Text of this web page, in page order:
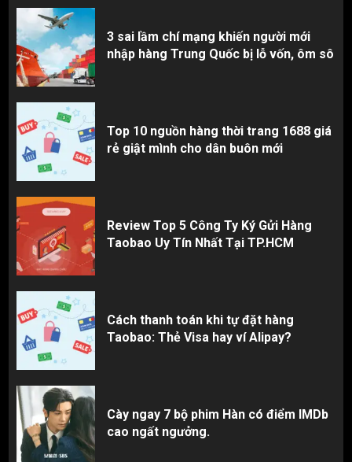
3 sai lầm chí mạng khiến người mới
nhập hàng Trung Quốc bị lỗ vốn, ôm sô
Top 10 nguồn hàng thời trang 1688 giá
rẻ giật mình cho dân buôn mới
Review Top 5 Công Ty Ký Gửi Hàng
Taobao Uy Tín Nhất Tại TP.HCM
Cách thanh toán khi tự đặt hàng
Taobao: Thẻ Visa hay ví Alipay?
Cày ngay 7 bộ phim Hàn có điểm IMDb
cao ngất ngưởng.